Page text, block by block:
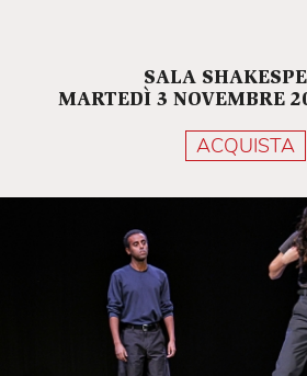
SALA
MARTEDÌ 3 NOVEMBRE
ACQUISTA